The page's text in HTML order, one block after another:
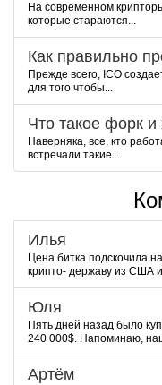
На современном
которые стараются...
Как правильно
Прежде всего, ICO
для того чтобы...
Что такое форк
Наверняка, все, кто
встречали такие...
Илья
Цена битка подскочила
крипто- державу из США
Юля
Пять дней назад было
240 000$. Напоминаю,
Артём